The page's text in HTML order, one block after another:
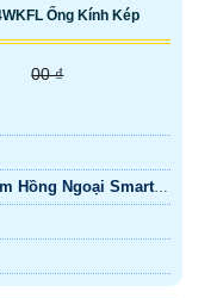
Ống Kính Kép
00 ₫
Hồng Ngoại Smart